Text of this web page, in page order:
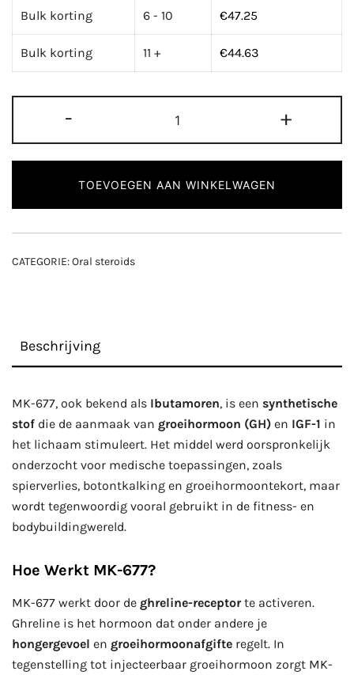
Bulk korting 6 - 10 €47.25
Bulk korting 11 + €44.63
-
677
Deus
aantal
+
TOEVOEGEN AAN WINKELWAGEN
CATEGORIE:Oral steroids
Beschrijving
MK-677, ook bekend als Ibutamoren, is een synthetische
stof die de aanmaak van groeihormoon (GH) en IGF-1 in
het lichaam stimuleert. Het middel werd oorspronkelijk
onderzocht voor medische toepassingen, zoals
spierverlies, botontkalking en groeihormoontekort, maar
wordt tegenwoordig vooral gebruikt in de fitness- en
bodybuildingwereld.
Hoe Werkt MK-677?
MK-677 werkt door de ghreline-receptorte activeren.
Ghreline is het hormoon dat onder andere je
hongergevoel en groeihormoonafgifte regelt. In
tegenstelling tot injecteerbaar groeihormoon zorgt MK-